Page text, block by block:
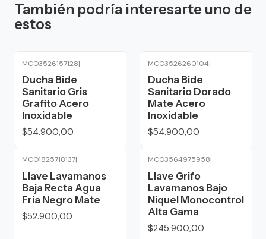
También podría interesarte uno de
estos
MCO3526157128|
Ducha Bide
Sanitario Gris
Grafito Acero
Inoxidable
$54.900,00
MCO3526260104|
Ducha Bide
Sanitario Dorado
Mate Acero
Inoxidable
$54.900,00
MCO1825718137|
Llave Lavamanos
Baja Recta Agua
Fría Negro Mate
$52.900,00
MCO3564975958|
Llave Grifo
Lavamanos Bajo
Níquel Monocontrol
Alta Gama
$245.900,00